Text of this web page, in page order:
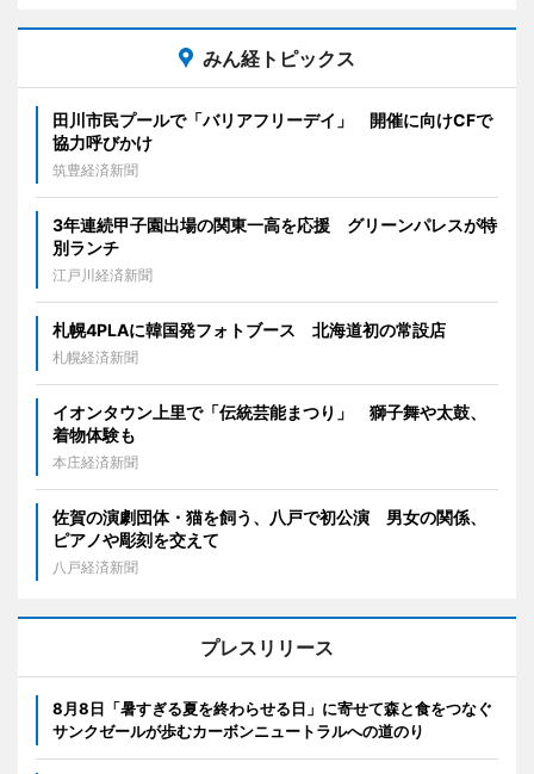
みん経トピックス
田川市民プールで「バリアフリーデイ」 開催に向けCFで
協力呼びかけ
筑豊経済新聞
3年連続甲子園出場の関東一高を応援 グリーンパレスが特
別ランチ
江戸川経済新聞
札幌4PLAに韓国発フォトブース 北海道初の常設店
札幌経済新聞
イオンタウン上里で「伝統芸能まつり」 獅子舞や太鼓、
着物体験も
本庄経済新聞
佐賀の演劇団体・猫を飼う、八戸で初公演 男女の関係、
ピアノや彫刻を交えて
八戸経済新聞
プレスリリース
8月8日「暑すぎる夏を終わらせる日」に寄せて森と食をつなぐ
サンクゼールが歩むカーボンニュートラルへの道のり